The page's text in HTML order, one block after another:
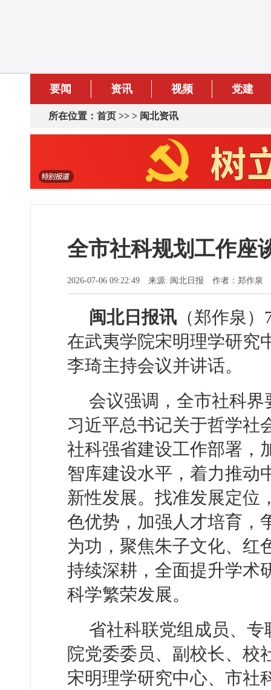
要闻 资讯 视频 党建
所在位置： 首页 >> > 闽北资讯
全市社科规划工作座
2026-07-06 09:22:49 来源: 闽北日报 作者：郑作泉
闽北日报讯 （郑作泉
在武夷学院宋明理学研究
李琦主持会议并讲话。
会议强调，全市社科
习近平总书记关于哲学社
社科强省建设工作部署，
智库建设水平，着力推动
新性发展。找准发展定位
色优势，加强人才培育，
为功，聚焦朱子文化、红
持续深耕，全面提升学术
科学繁荣发展。
省社科联党组成员、
院党委委员、副校长、校
宋明理学研究中心、市社